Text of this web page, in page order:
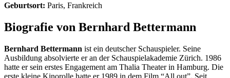
Geburtsort: Paris, Frankreich
Biografie von Bernhard Bettermann
Bernhard Bettermann ist ein deutscher Schauspieler. Seine
Ausbildung absolvierte er an der Schauspielakademie Zürich. 1986
hatte er sein erstes Engagement am Thalia Theater in Hamburg. Die
erste kleine Kinorolle hatte er 1989 in dem Film “All out”. Seit